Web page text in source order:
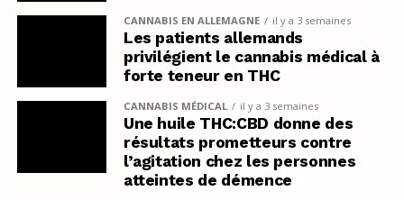
CANNABIS EN ALLEMAGNE il y a 3 semaines
Les patients allemands
privilégient le cannabis médical à
forte teneur en THC
CANNABIS MÉDICAL il y a 3 semaines
Une huile THC:CBD donne des
résultats prometteurs contre
l’agitation chez les personnes
atteintes de démence